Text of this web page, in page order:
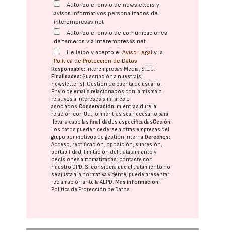
Autorizo el envío de newsletters y
avisos informativos personalizados de
interempresas.net
Autorizo el envío de comunicaciones
de terceros vía interempresas.net
He leído y acepto elAviso Legal y la
Política de Protección de Datos
Responsable: Interempresas Media, S.L.U.
Finalidades: Suscripción a nuestra(s)
newsletter(s). Gestión de cuenta de usuario.
Envío de emails relacionados con la misma o
relativos a intereses similares o
asociados.Conservación: mientras dure la
relación con Ud., o mientras sea necesario para
llevar a cabo las finalidades especificadasCesión:
Los datos pueden cederse a otras empresas del
grupo por motivos de gestión interna.Derechos:
Acceso, rectificación, oposición, supresión,
portabilidad, limitación del tratatamiento y
decisiones automatizadas: contacte con
nuestro DPD. Si considera que el tratamiento no
se ajusta a la normativa vigente, puede presentar
reclamación ante laAEPD.Más información:
Política de Protección de Datos